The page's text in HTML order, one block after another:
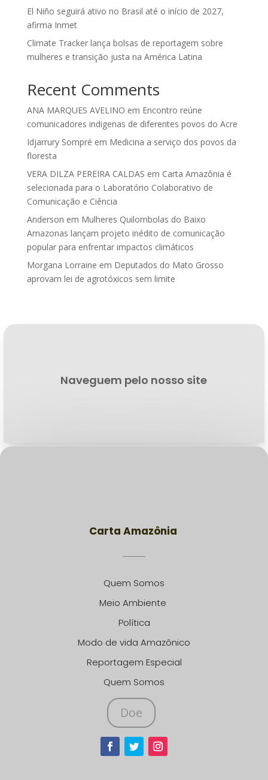
El Niño seguirá ativo no Brasil até o início de 2027,
afirma Inmet
Climate Tracker lança bolsas de reportagem sobre
mulheres e transição justa na América Latina
Recent Comments
ANA MARQUES AVELINO em Encontro reúne
comunicadores indigenas de diferentes povos do Acre
Idjarrury Sompré em Medicina a serviço dos povos da
floresta
VERA DILZA PEREIRA CALDAS em Carta Amazônia é
selecionada para o Laboratório Colaborativo de
Comunicação e Ciência
Anderson em Mulheres Quilombolas do Baixo
Amazonas lançam projeto inédito de comunicação
popular para enfrentar impactos climáticos
Morgana Lorraine em Deputados do Mato Grosso
aprovam lei de agrotóxicos sem limite
Naveguem pelo nosso site
Carta Amazônia
Quem Somos
Meio Ambiente
Política
Modo de vida Amazônico
Reportagem Especial
Quem Somos
Doe